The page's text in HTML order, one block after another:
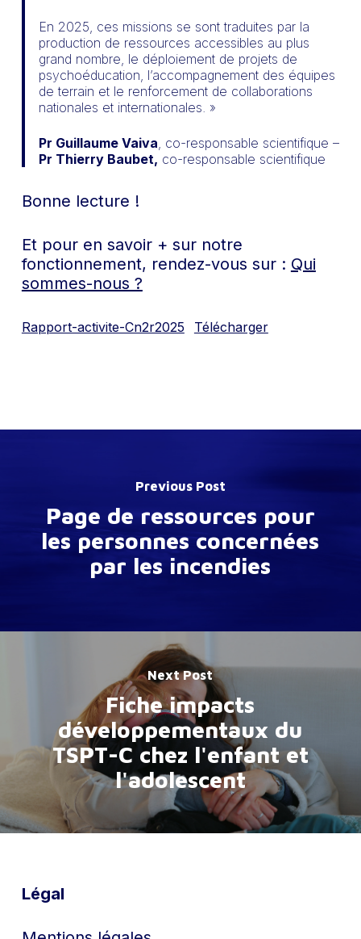
En 2025, ces missions se sont traduites par la
production de ressources accessibles au plus
grand nombre, le déploiement de projets de
psychoéducation, l’accompagnement des équipes
de terrain et le renforcement de collaborations
nationales et internationales. »
Pr Guillaume Vaiva, co-responsable scientifique –
Pr Thierry Baubet, co-responsable scientifique
Bonne lecture !
Et pour en savoir + sur notre
fonctionnement, rendez-vous sur : Qui
sommes-nous ?
Rapport-activite-Cn2r2025 Télécharger
Previous Post
Page de ressources pour
les personnes concernées
par les incendies
Next Post
Fiche impacts
développementaux du
TSPT-C chez l'enfant et
l'adolescent
Légal